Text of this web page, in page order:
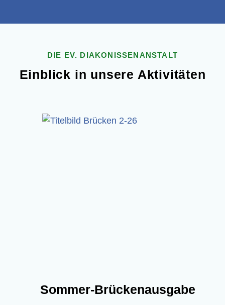
DIE EV. DIAKONISSENANSTALT
Ein­blick in unse­re Aktivitäten
Som­­mer-Brü­­cken­aus­­ga­­be